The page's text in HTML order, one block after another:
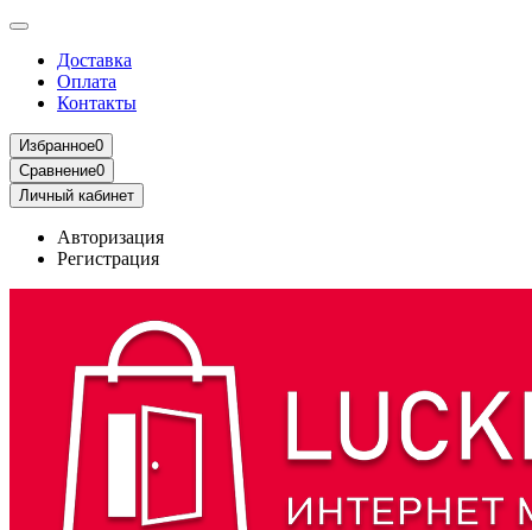
Доставка
Оплата
Контакты
Избранное0
Сравнение0
Личный кабинет
Авторизация
Регистрация